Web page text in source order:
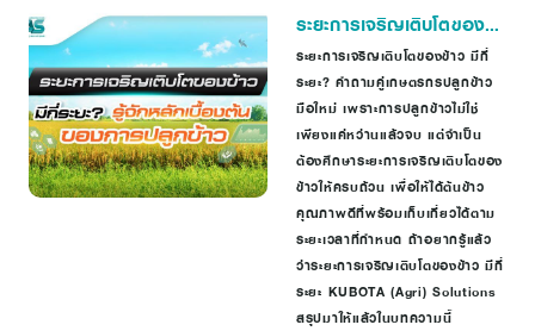
ระยะการเจริญเติบโตของ
ข้าว มีกี่ระยะ รู้จักหลักเบื้อง
ต้นของการปลูกข้าว
ระยะการเจริญเติบโตของข้าว มีกี่
ระยะ? คำถามคู่เกษตรกรปลูกข้าว
มือใหม่ เพราะการปลูกข้าวไม่ใช่
เพียงแค่หว่านแล้วจบ แต่จำเป็น
ต้องศึกษาระยะการเจริญเติบโตของ
ข้าวให้ครบถ้วน เพื่อให้ได้ต้นข้าว
คุณภาพดีที่พร้อมเก็บเกี่ยวได้ตาม
ระยะเวลาที่กำหนด ถ้าอยากรู้แล้ว
ว่าระยะการเจริญเติบโตของข้าว มีกี่
ระยะ KUBOTA (Agri) Solutions
สรุปมาให้แล้วในบทความนี้